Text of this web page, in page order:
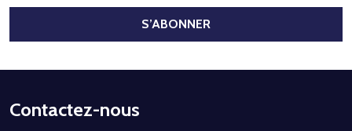
mail
S’ABONNER
Début
Contactez-nous